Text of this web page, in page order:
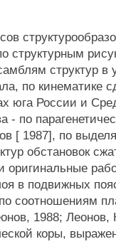
структурным
структур в
по кинематике
юга России и
- по
[ 1987], по
обстановок
оригинальные
в подвижных
соотношениям
1988; Леонов,
коры,